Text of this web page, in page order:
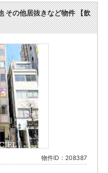
その他居抜きなど物件 【飲
物件ID：208387